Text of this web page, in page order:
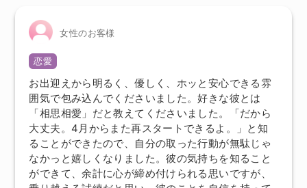
女性のお客様
恋愛
お出迎えから明るく、優しく、ホッと安心できる雰
囲気で包み込んでくださいました。好きな彼とは
「相思相愛」だと教えてくださいました。「だから
大丈夫。4月からまた再スタートできるよ。」と知
ることができたので、自分の取った行動が無駄じゃ
なかっと嬉しくなりました。彼の気持ちを知ること
ができて、余計に心が締め付けられる思いですが、